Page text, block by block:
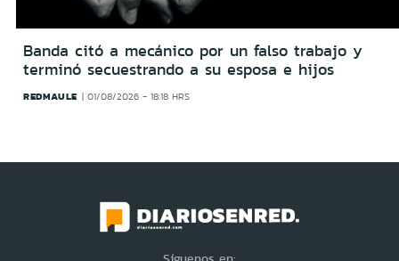
Banda citó a mecánico por un falso trabajo y
terminó secuestrando a su esposa e hijos
REDMAULE 01/08/2026 - 18:18 HRS